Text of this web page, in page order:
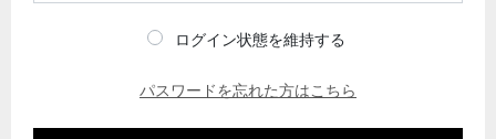
ログイン状態を維持する
パスワードを忘れた方はこちら